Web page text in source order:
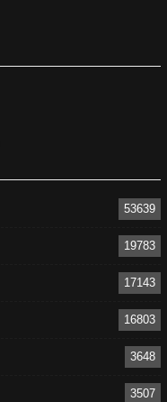
53639
19783
17143
16803
3648
3507